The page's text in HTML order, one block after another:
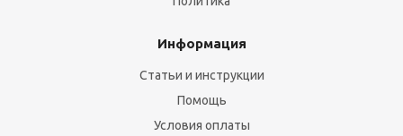
Информация
Статьи и инструкции
Помощь
Условия оплаты